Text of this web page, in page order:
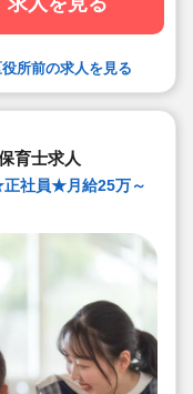
まま働くことができる
所前の求人を見る
育士求人
社員★月給25万～